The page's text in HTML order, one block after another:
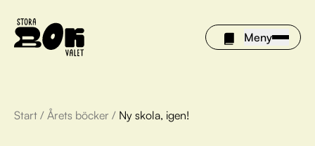
Meny
Årets böcker
Start / Årets böcker / Ny skola, igen!